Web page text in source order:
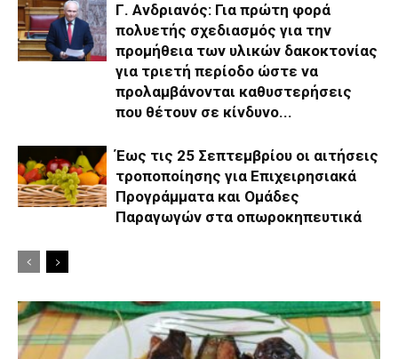
Γ. Ανδριανός: Για πρώτη φορά
πολυετής σχεδιασμός για την
προμήθεια των υλικών δακοκτονίας
για τριετή περίοδο ώστε να
προλαμβάνονται καθυστερήσεις
που θέτουν σε κίνδυνο...
Έως τις 25 Σεπτεμβρίου οι αιτήσεις
τροποποίησης για Επιχειρησιακά
Προγράμματα και Ομάδες
Παραγωγών στα οπωροκηπευτικά